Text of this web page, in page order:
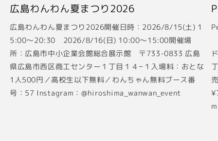
広島わんわん夏まつり2026
広島わんわん夏まつり2026開催日時：2026/8/15(土) 1
5:00〜20:30 2026/8/16(日) 10:00〜15:00開催場
所：広島市中小企業会館総合展示館 〒733-0833 広島
県広島市西区商工センター１丁目１４−１入場料：おとな
1人500円／高校生以下無料／わんちゃん無料ブース番
号：57 Instagram：@hiroshima_wanwan_event